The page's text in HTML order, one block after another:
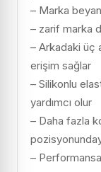
– Marka
– zarif marka
– Arkadaki üç
erişim sağlar
– Silikonlu
yardımcı olur
– Daha fazla
–